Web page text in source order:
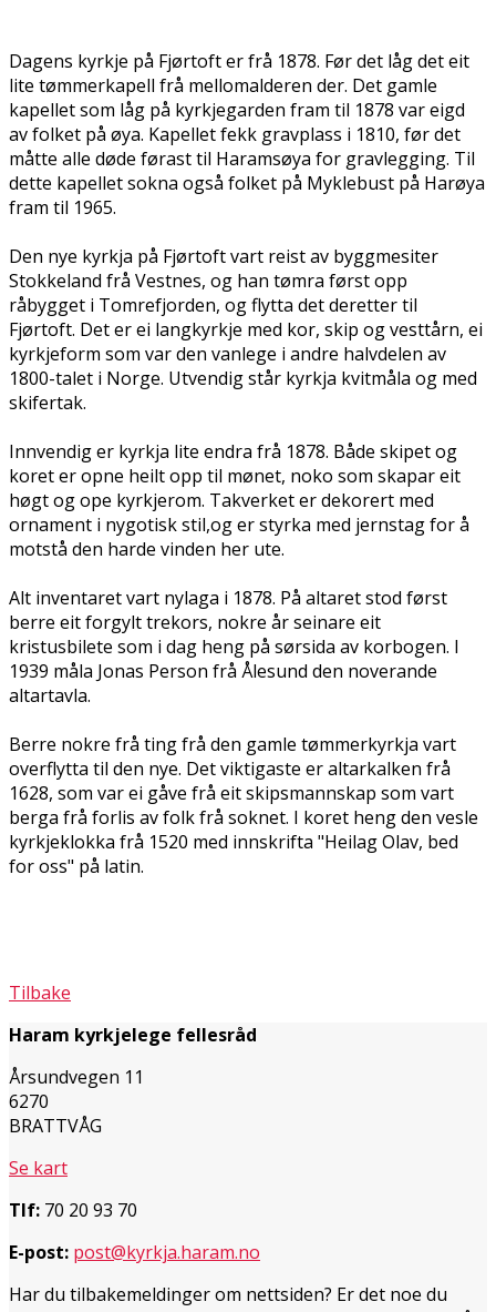
Dagens kyrkje på Fjørtoft er frå 1878. Før det låg det eit
lite tømmerkapell frå mellomalderen der. Det gamle
kapellet som låg på kyrkjegarden fram til 1878 var eigd
av folket på øya. Kapellet fekk gravplass i 1810, før det
måtte alle døde førast til Haramsøya for gravlegging. Til
dette kapellet sokna også folket på Myklebust på Harøya
fram til 1965.
Den nye kyrkja på Fjørtoft vart reist av byggmesiter
Stokkeland frå Vestnes, og han tømra først opp
råbygget i Tomrefjorden, og flytta det deretter til
Fjørtoft. Det er ei langkyrkje med kor, skip og vesttårn, ei
kyrkjeform som var den vanlege i andre halvdelen av
1800-talet i Norge. Utvendig står kyrkja kvitmåla og med
skifertak.
Innvendig er kyrkja lite endra frå 1878. Både skipet og
koret er opne heilt opp til mønet, noko som skapar eit
høgt og ope kyrkjerom. Takverket er dekorert med
ornament i nygotisk stil,og er styrka med jernstag for å
motstå den harde vinden her ute.
Alt inventaret vart nylaga i 1878. På altaret stod først
berre eit forgylt trekors, nokre år seinare eit
kristusbilete som i dag heng på sørsida av korbogen. I
1939 måla Jonas Person frå Ålesund den noverande
altartavla.
Berre nokre frå ting frå den gamle tømmerkyrkja vart
overflytta til den nye. Det viktigaste er altarkalken frå
1628, som var ei gåve frå eit skipsmannskap som vart
berga frå forlis av folk frå soknet. I koret heng den vesle
kyrkjeklokka frå 1520 med innskrifta "Heilag Olav, bed
for oss" på latin.
Tilbake
Haram kyrkjelege fellesråd
Årsundvegen 11
6270
BRATTVÅG
Se kart
Tlf: 70 20 93 70
E-post: post@kyrkja.haram.no
Har du tilbakemeldinger om nettsiden? Er det noe du